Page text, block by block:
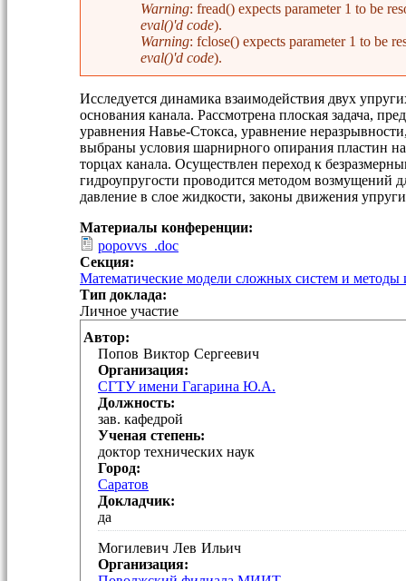
Warning: fread() expects parameter 1 to be
eval()'d code).
Warning: fclose() expects parameter 1 to be
eval()'d code).
Исследуется динамика взаимодействия двух
основания канала. Рассмотрена плоская задача,
уравнения Навье-Стокса, уравнение
выбраны условия шарнирного опирания пластин
торцах канала. Осуществлен переход к
гидроупругости проводится методом
давление в слое жидкости, законы движения
Материалы конференции:
popovvs_.doc
Секция:
Математические модели сложных систем и методы
Тип доклада:
Личное участие
Автор:
Попов Виктор Сергеевич
Организация:
СГТУ имени Гагарина Ю.А.
Должность:
зав. кафедрой
Ученая степень:
доктор технических наук
Город:
Саратов
Докладчик:
да
Могилевич Лев Ильич
Организация: